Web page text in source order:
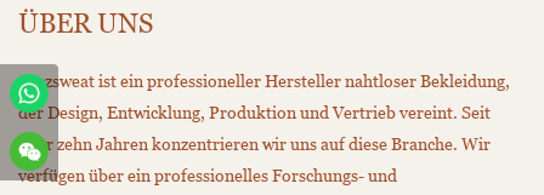
ÜBER UNS
Crazsweat ist ein professioneller Hersteller nahtloser Bekleidung,
der Design, Entwicklung, Produktion und Vertrieb vereint. Seit
über zehn Jahren konzentrieren wir uns auf diese Branche. Wir
verfügen über ein professionelles Forschungs- und